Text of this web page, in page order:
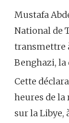
Mustafa
National de
transmettre
Benghazi,
Cette
heures de
sur la Libye,